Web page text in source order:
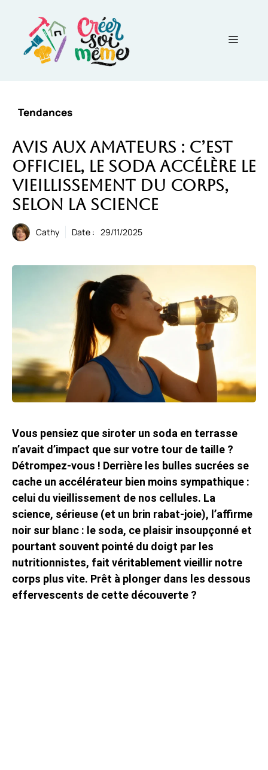
contenu
Menu
Tendances
Avis aux amateurs : c’est
officiel, le soda accélère le
vieillissement du corps,
selon la science
Cathy Date : 29/11/2025
Vous pensiez que siroter un soda en terrasse
n’avait d’impact que sur votre tour de taille ?
Détrompez-vous ! Derrière les bulles sucrées se
cache un accélérateur bien moins sympathique :
celui du vieillissement de nos cellules. La
science, sérieuse (et un brin rabat-joie), l’affirme
noir sur blanc : le soda, ce plaisir insoupçonné et
pourtant souvent pointé du doigt par les
nutritionnistes, fait véritablement vieillir notre
corps plus vite. Prêt à plonger dans les dessous
effervescents de cette découverte ?